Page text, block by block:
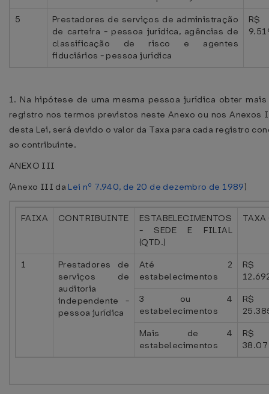
5
Prestadores de serviços de administração
de carteira - pessoa jurídica, agências de
classificação de risco e agentes
fiduciários - pessoa jurídica
R$
1. Na hipótese de uma mesma pessoa jurídica obter
registro nos termos previstos neste Anexo ou nos
desta Lei, será devido o valor da Taxa para cada registro
ao contribuinte.
ANEXO III
(Anexo III da Lei nº 7.940, de 20 de dezembro de 1989)
FAIXA CONTRIBUINTE
ESTABELECIMENTOS
- SEDE E FILIAL
(QTD.)
TAXA
1
Prestadores de
serviços de
auditoria
independente -
pessoa jurídica
Até 2
estabelecimentos
R$
3 ou 4
estabelecimentos
R$
Mais de 4
estabelecimentos
R$